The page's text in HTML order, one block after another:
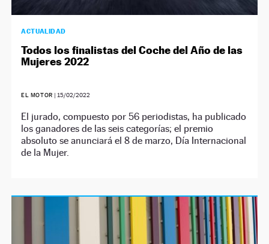
ACTUALIDAD
Todos los finalistas del Coche del Año de las
Mujeres 2022
EL MOTOR | 15/02/2022
El jurado, compuesto por 56 periodistas, ha publicado
los ganadores de las seis categorías; el premio
absoluto se anunciará el 8 de marzo, Día Internacional
de la Mujer.